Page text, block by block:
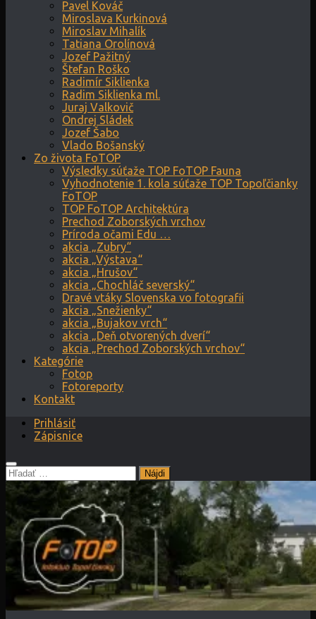
Pavel Kováč
Miroslava Kurkinová
Miroslav Mihalík
Tatiana Orolínová
Jozef Pažitný
Štefan Roško
Radimír Siklienka
Radim Siklienka ml.
Juraj Valkovič
Ondrej Sládek
Jozef Šabo
Vlado Bošanský
Zo života FoTOP
Výsledky súťaže TOP FoTOP Fauna
Vyhodnotenie 1. kola súťaže TOP Topoľčianky
FoTOP
TOP FoTOP Architektúra
Prechod Zoborských vrchov
Príroda očami Edu …
akcia „Zubry“
akcia „Výstava“
akcia „Hrušov“
akcia „Chochláč severský“
Dravé vtáky Slovenska vo fotografii
akcia „Snežienky“
akcia „Bujakov vrch“
akcia „Deň otvorených dverí“
akcia „Prechod Zoborských vrchov“
Kategórie
Fotop
Fotoreporty
Kontakt
Prihlásiť
Zápisnice
Hľadať: